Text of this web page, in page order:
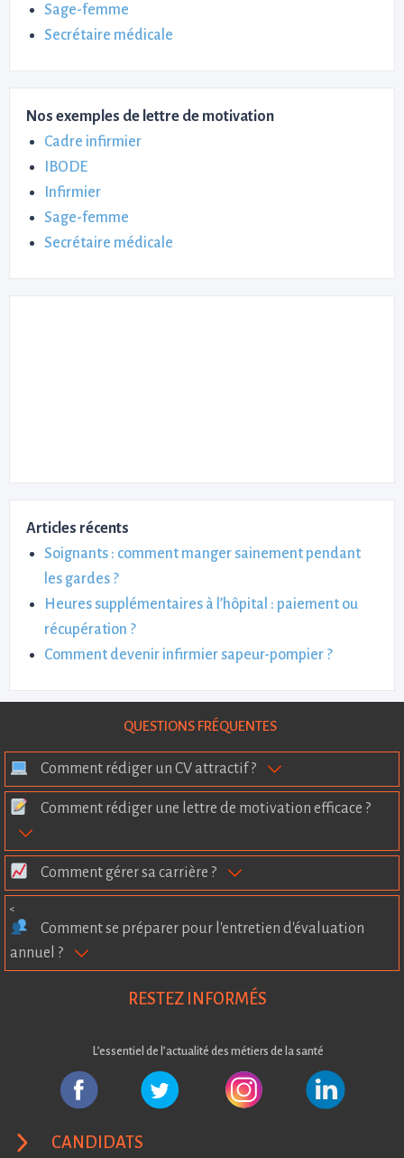
Sage-femme
Secrétaire médicale
Nos exemples de lettre de motivation
Cadre infirmier
IBODE
Infirmier
Sage-femme
Secrétaire médicale
Articles récents
Soignants : comment manger sainement pendant
les gardes ?
Heures supplémentaires à l’hôpital : paiement ou
récupération ?
Comment devenir infirmier sapeur-pompier ?
QUESTIONS FRÉQUENTES
Comment rédiger un CV attractif ?
Comment rédiger une lettre de motivation efficace ?
Comment gérer sa carrière ?
<
Comment se préparer pour l'entretien d'évaluation
annuel ?
RESTEZ INFORMÉS
L’essentiel de l’actualité des métiers de la santé
CANDIDATS